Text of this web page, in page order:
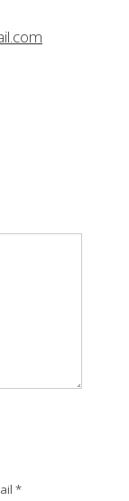
*